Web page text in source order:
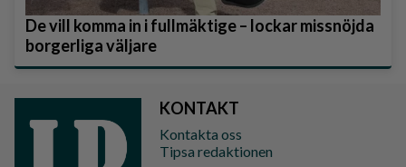
De vill komma in i fullmäktige – lockar missnöjda
borgerliga väljare
KONTAKT
Kontakta oss
Tipsa redaktionen